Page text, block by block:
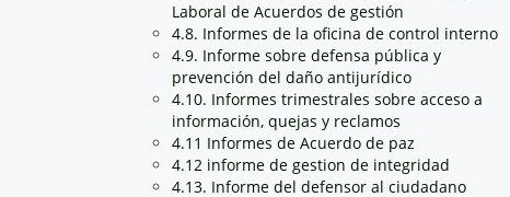
Laboral de Acuerdos de gestión
4.8. Informes de la oficina de control interno
4.9. Informe sobre defensa pública y
prevención del daño antijurídico
4.10. Informes trimestrales sobre acceso a
información, quejas y reclamos
4.11 Informes de Acuerdo de paz
4.12 informe de gestion de integridad
4.13. Informe del defensor al ciudadano